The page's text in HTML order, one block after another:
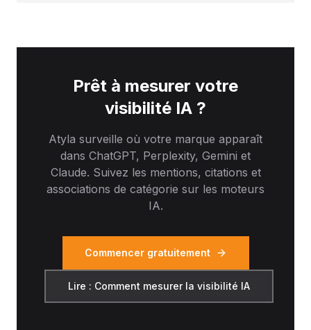
Prêt à mesurer votre
visibilité IA ?
Atyla surveille où votre marque apparaît
dans ChatGPT, Perplexity, Gemini et
Claude. Suivez les mentions, citations et
associations de catégorie sur les moteurs
IA.
Commencer gratuitement
Lire : Comment mesurer la visibilité IA